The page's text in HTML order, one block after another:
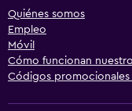
Quiénes somos
Empleo
Móvil
Cómo funcionan
Códigos